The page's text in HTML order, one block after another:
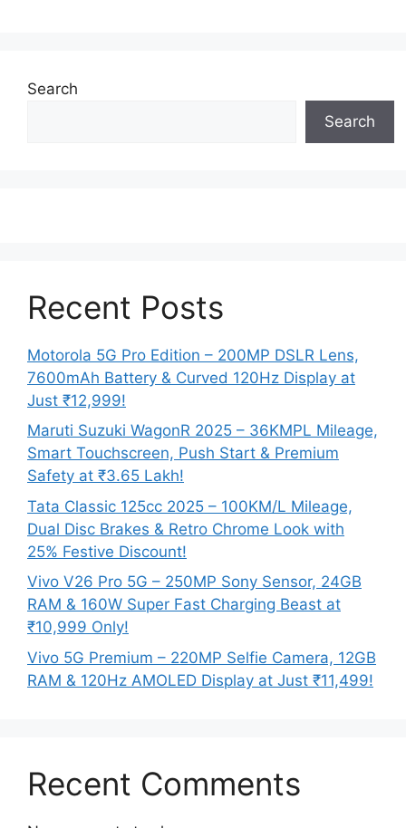
Search
Search
Recent Posts
Motorola 5G Pro Edition – 200MP DSLR Lens,
7600mAh Battery & Curved 120Hz Display at
Just ₹12,999!
Maruti Suzuki WagonR 2025 – 36KMPL Mileage,
Smart Touchscreen, Push Start & Premium
Safety at ₹3.65 Lakh!
Tata Classic 125cc 2025 – 100KM/L Mileage,
Dual Disc Brakes & Retro Chrome Look with
25% Festive Discount!
Vivo V26 Pro 5G – 250MP Sony Sensor, 24GB
RAM & 160W Super Fast Charging Beast at
₹10,999 Only!
Vivo 5G Premium – 220MP Selfie Camera, 12GB
RAM & 120Hz AMOLED Display at Just ₹11,499!
Recent Comments